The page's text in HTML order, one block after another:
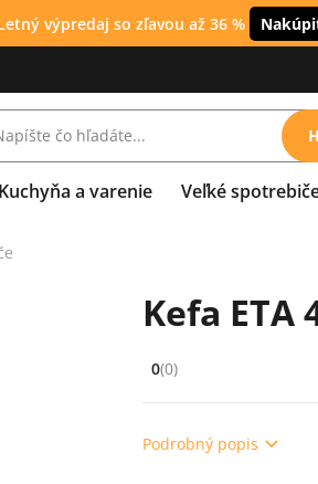
výpredaj so zľavou až 36 %
Kuchyňa a varenie Veľké
Kefa ETA
Hodnocení: 0 z 5 (0
0(0)
Podrobný popis